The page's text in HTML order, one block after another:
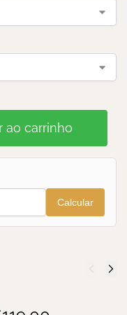
ao carrinho
Calcular